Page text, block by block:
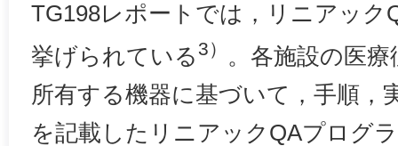
TG198レポートでは，リニアック
挙げられている 3）
。各施設の医
所有する機器に基づいて，手順，
を記載したリニアックQAプログ